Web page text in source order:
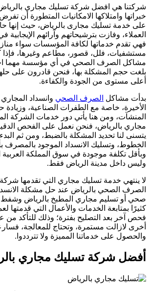
شركتنا هي افضل شركة تسليك مجاري
خبراتها وامتلاكها الامكانيات المتطورة أن
على خدمة تسليك مجارى بالرياض، حيث إنها
العملاء، وفازت بترشيحاتهم وآرائهم الإيجابية
فهي تقدم خدماتها لكافة المؤسسات سواء
مستشفيات، فلل، قصور، مطاعم وغيرها، فإذا
مشاكل الصرف الصحي في أي مؤسسة مهما
بلغت حجم المشكلة بها، فنحن قادرون على
أعلى مستوى من الجودة والكفاءة.
بدأت مشاكل الصرف الصحي وانسداد
الأخيرة، خاصة مع الطفرات الصناعية، وزيادة
المنشآت، ومن هنا يأتي دور خدمات الشركة
مجاري بالرياض، فنحن نعمل على الفحص
يتسنى لنا تحديد المشكلة بالضبط، ومن ثم
الخطوط، وتسليك الانسداد الموجود بالمصرف
وبأقل تكلفة موجودة في سوق المملكة العربية
وليس داخل مدينة الرياض فقط.
لا ينتهي خدمة تسليك مجاري التي تقدمها
الصرف الصحي بالرياض عند حل مشكلة
صحي أو تسليم مجاري المطبخ بالرياض وشفط
كثيرًا بمتابعة الخدمات والأعمال التي قدمتها
فحص آخر بعد التصليح بفترة؛ وذلك للتأكد
أخرى لازالت مستمرة، وتحتاج للمعالجة،
والحصول على خدماتنا المميزة ولا تترددوا.
أفضل شركة تسليك مجاري